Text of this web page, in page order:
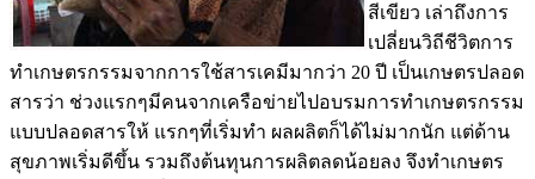
สีเขียว เล่าถึงการ
เปลี่ยนวิถีชีวิตการ
ทำเกษตรกรรมจากการใช้สารเคมีมากว่า 20 ปี เป็นเกษตรปลอด
สารว่า ช่วงแรกๆมีคนจากเครือข่ายไปอบรมการทำเกษตรกรรม
แบบปลอดสารให้ แรกๆที่เริ่มทำ ผลผลิตก็ได้ไม่มากนัก แต่ด้าน
สุขภาพเริ่มดีขึ้น รวมถึงต้นทุนการผลิตลดน้อยลง จึงทำเกษตร